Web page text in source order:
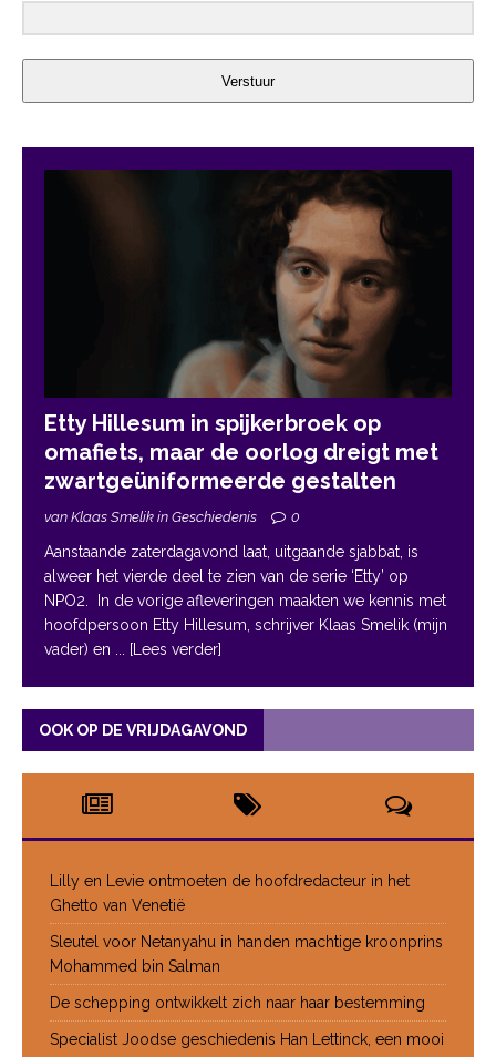
Verstuur
Etty Hillesum in spijkerbroek op
omafiets, maar de oorlog dreigt met
zwartgeüniformeerde gestalten
van Klaas Smelik in Geschiedenis 0
Aanstaande zaterdagavond laat, uitgaande sjabbat, is
alweer het vierde deel te zien van de serie ‘Etty’ op
NPO2. In de vorige afleveringen maakten we kennis met
hoofdpersoon Etty Hillesum, schrijver Klaas Smelik (mijn
vader) en
... [Lees verder]
OOK OP DE VRIJDAGAVOND
Lilly en Levie ontmoeten de hoofdredacteur in het
Ghetto van Venetië
Sleutel voor Netanyahu in handen machtige kroonprins
Mohammed bin Salman
De schepping ontwikkelt zich naar haar bestemming
Specialist Joodse geschiedenis Han Lettinck, een mooi